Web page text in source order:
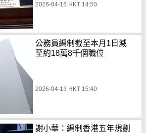
2026-04-16 HKT 14:50
公務員編制截至本月1日減
至約18萬8千個職位
2026-04-13 HKT 15:40
謝小華：編制香港五年規劃